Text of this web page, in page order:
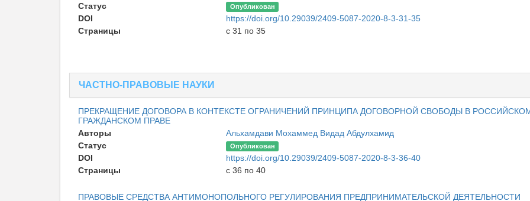
Статус
Опубликован
DOI
https://doi.org/10.29039/2409-5087-2020-8-3-31-35
Страницы
с 31 по 35
ЧАСТНО-ПРАВОВЫЕ НАУКИ
ПРЕКРАЩЕНИЕ ДОГОВОРА В КОНТЕКСТЕ ОГРАНИЧЕНИЙ ПРИНЦИПА ДОГОВОРНОЙ СВОБОДЫ В
ГРАЖДАНСКОМ ПРАВЕ
Авторы
Альхамдави Мохаммед Видад Абдулхамид
Статус
Опубликован
DOI
https://doi.org/10.29039/2409-5087-2020-8-3-36-40
Страницы
с 36 по 40
ПРАВОВЫЕ СРЕДСТВА АНТИМОНОПОЛЬНОГО РЕГУЛИРОВАНИЯ ПРЕДПРИНИМАТЕЛЬСКОЙ ДЕЯТЕЛЬНОСТИ